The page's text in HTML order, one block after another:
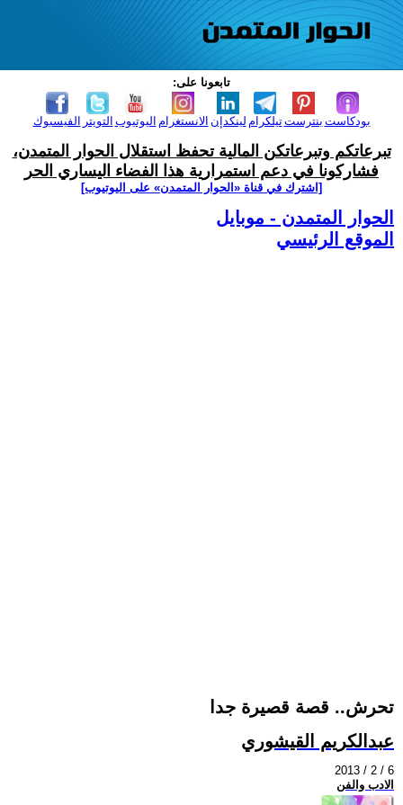
تابعونا على:
الفيسبوك التويتر اليوتيوب الانستغرام لينكدإن تيلكرامبنترست بودكاست
تبرعاتكم وتبرعاتكن المالية تحفظ استقلال الحوار المتمدن،
فشاركونا في دعم استمرارية هذا الفضاء اليساري الحر
[اشترك في قناة ‫«الحوار المتمدن» على اليوتيوب]
الحوار المتمدن - موبايل
الموقع الرئيسي
تحرش.. قصة قصيرة جدا
عبدالكريم القيشوري
2013 / 2 / 6
الادب والفن